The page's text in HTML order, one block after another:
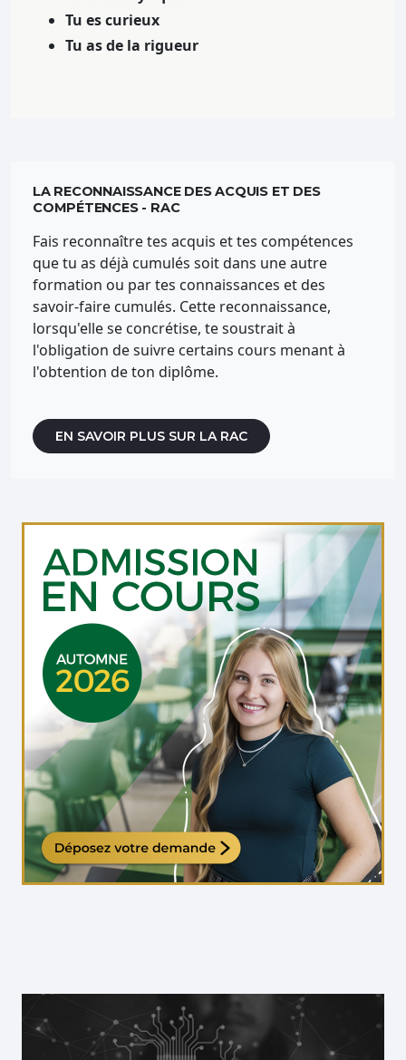
Tu es curieux
Tu as de la rigueur
LA RECONNAISSANCE DES ACQUIS ET DES
COMPÉTENCES - RAC
Fais reconnaître tes acquis et tes compétences
que tu as déjà cumulés soit dans une autre
formation ou par tes connaissances et des
savoir-faire cumulés. Cette reconnaissance,
lorsqu'elle se concrétise, te soustrait à
l'obligation de suivre certains cours menant à
l'obtention de ton diplôme.
EN SAVOIR PLUS SUR LA RAC